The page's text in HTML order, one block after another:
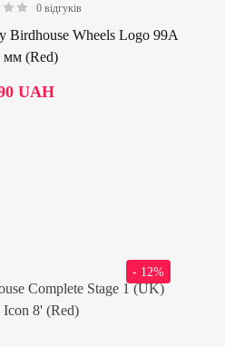
0 відгуків
Birdhouse Wheels Logo 99А
мм (Red)
UAH
- 12%